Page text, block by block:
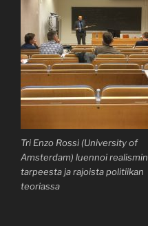
Tri Enzo Rossi (University of
Amsterdam) luennoi realismin
tarpeesta ja rajoista politiikan
teoriassa